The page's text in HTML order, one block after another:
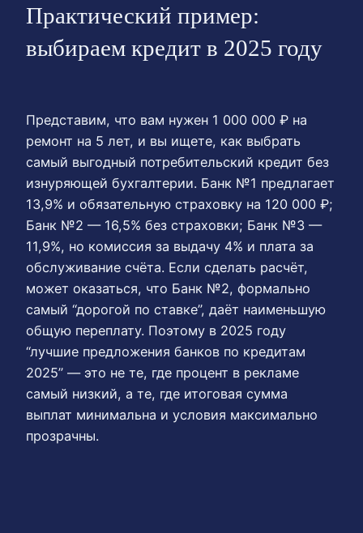
Практический пример:
выбираем кредит в 2025 году
Представим, что вам нужен 1 000 000 ₽ на
ремонт на 5 лет, и вы ищете, как выбрать
самый выгодный потребительский кредит без
изнуряющей бухгалтерии. Банк №1 предлагает
13,9% и обязательную страховку на 120 000 ₽;
Банк №2 — 16,5% без страховки; Банк №3 —
11,9%, но комиссия за выдачу 4% и плата за
обслуживание счёта. Если сделать расчёт,
может оказаться, что Банк №2, формально
самый “дорогой по ставке”, даёт наименьшую
общую переплату. Поэтому в 2025 году
“лучшие предложения банков по кредитам
2025” — это не те, где процент в рекламе
самый низкий, а те, где итоговая сумма
выплат минимальна и условия максимально
прозрачны.